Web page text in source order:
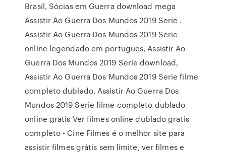
Brasil, Sócias em Guerra download mega
Assistir Ao Guerra Dos Mundos 2019 Serie .
Assistir Ao Guerra Dos Mundos 2019 Serie
online legendado em portugues, Assistir Ao
Guerra Dos Mundos 2019 Serie download,
Assistir Ao Guerra Dos Mundos 2019 Serie filme
completo dublado, Assistir Ao Guerra Dos
Mundos 2019 Serie filme completo dublado
online gratis Ver filmes online dublado gratis
completo - Cine Filmes é o melhor site para
assistir filmes grátis sem limite, ver filmes e